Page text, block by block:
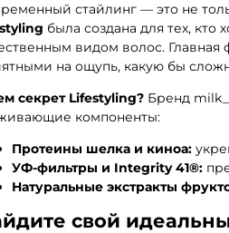
стайлинг — это не
была создана для тех,
видом волос.
на ощупь, какую бы
секрет Lifestyling?Бренд
компоненты:
Протеины шелка и киноа:
УФ-фильтры и Integrity 41®:
Натуральные экстракты
свой